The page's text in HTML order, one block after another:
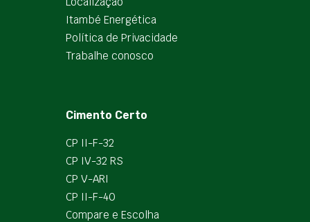
Itambé Energética
Política de Privacidade
Trabalhe conosco
Cimento Certo
CP II-F-32
CP IV-32 RS
CP V-ARI
CP II-F-40
Compare e Escolha